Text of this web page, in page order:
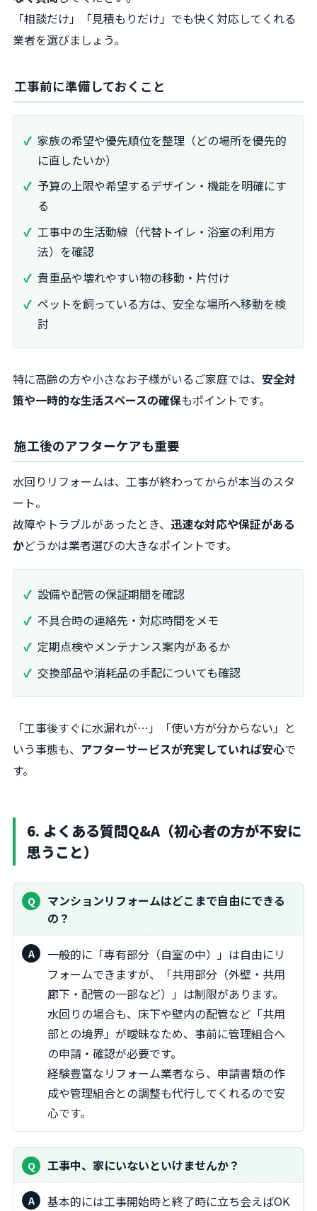
「相談だけ」「見積もりだけ」でも快く対応してくれる
業者を選びましょう。
工事前に準備しておくこと
家族の希望や優先順位を整理（どの場所を優先的
に直したいか）
予算の上限や希望するデザイン・機能を明確にす
る
工事中の生活動線（代替トイレ・浴室の利用方
法）を確認
貴重品や壊れやすい物の移動・片付け
ペットを飼っている方は、安全な場所へ移動を検
討
特に高齢の方や小さなお子様がいるご家庭では、 安全対
策や一時的な生活スペースの確保もポイントです。
施工後のアフターケアも重要
水回りリフォームは、工事が終わってからが本当のスタ
ート。
故障やトラブルがあったとき、 迅速な対応や保証がある
かどうかは業者選びの大きなポイントです。
設備や配管の保証期間を確認
不具合時の連絡先・対応時間をメモ
定期点検やメンテナンス案内があるか
交換部品や消耗品の手配についても確認
「工事後すぐに水漏れが…」「使い方が分からない」と
いう事態も、 アフターサービスが充実していれば安心で
す。
6. よくある質問Q&A（初心者の方が不安に
思うこと）
マンションリフォームはどこまで自由にできる
の？
一般的に「専有部分（自室の中）」は自由にリ
フォームできますが、「共用部分（外壁・共用
廊下・配管の一部など）」は制限があります。
水回りの場合も、床下や壁内の配管など「共用
部との境界」が曖昧なため、事前に管理組合へ
の申請・確認が必要です。
経験豊富なリフォーム業者なら、申請書類の作
成や管理組合との調整も代行してくれるので安
心です。
工事中、家にいないといけませんか？
基本的には工事開始時と終了時に立ち会えばOK